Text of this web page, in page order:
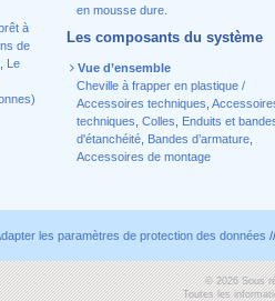
à
de
Le
en mousse dure.
Les composants du système
Vue d’ensemble
Cheville à frapper en plastique /
Accessoires techniques
techniques Colles
Enduits et
d'étanchéité, Bandes d’armature,
Accessoires de montage
les paramètres de protection des données
© 2026 Sous
Toutes les